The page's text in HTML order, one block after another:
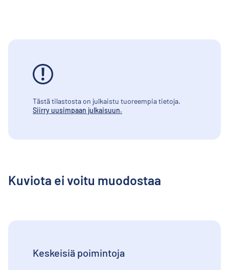
Tästä tilastosta on julkaistu tuoreempia tietoja.
Siirry uusimpaan julkaisuun.
Kuviota ei voitu muodostaa
Keskeisiä poimintoja